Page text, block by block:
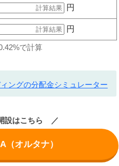
円
円
で計算
ングの分配金シミュレーター
（オルタナ）
設はこちら